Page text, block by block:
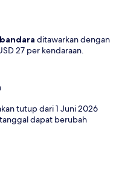
ditawarkan dengan
27 per kendaraan.
tutup dari 1 Juni 2026
dapat berubah